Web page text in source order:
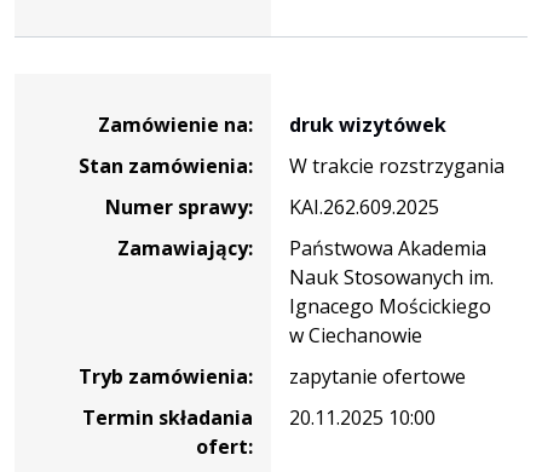
zamówienia
wizytówek
Zamówienie na:
druk wizytówek
Stan zamówienia:
W trakcie rozstrzygania
Numer sprawy:
KAI.262.609.2025
Zamawiający:
Państwowa Akademia
Nauk Stosowanych im.
Ignacego Mościckiego
w Ciechanowie
Tryb zamówienia:
zapytanie ofertowe
Termin składania
ofert:
20.11.2025 10:00